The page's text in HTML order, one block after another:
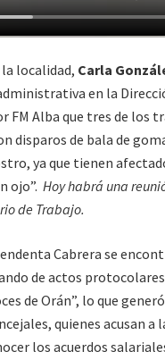
la localidad, Carla
en la
FM Alba que tres de los
disparos de bala de
ya que tienen
ojo”. Hoy habrá una
de Trabajo.
Cabrera se
de actos
de Orán”, lo que
quienes acusan a
los acuerdos